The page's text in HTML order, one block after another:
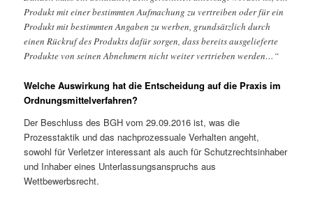
Produkt mit einer bestimmten Aufmachung zu vertreiben oder für ein
Produkt mit bestimmten Angaben zu werben, grundsätzlich durch
einen Rückruf des Produkts dafür sorgen, dass bereits ausgelieferte
Produkte von seinen Abnehmern nicht weiter vertrieben werden…“
Welche Auswirkung hat die Entscheidung auf die Praxis im
Ordnungsmittelverfahren?
Der Beschluss des BGH vom 29.09.2016 ist, was die
Prozesstaktik und das nachprozessuale Verhalten angeht,
sowohl für Verletzer interessant als auch für Schutzrechtsinhaber
und Inhaber eines Unterlassungsanspruchs aus
Wettbewerbsrecht.